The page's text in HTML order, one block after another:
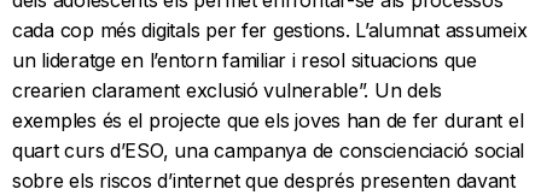
cada cop més digitals per fer gestions. L’alumnat assumeix
un lideratge en l’entorn familiar i resol situacions que
crearien clarament exclusió vulnerable”. Un dels
exemples és el projecte que els joves han de fer durant el
quart curs d’ESO, una campanya de conscienciació social
sobre els riscos d’internet que després presenten davant